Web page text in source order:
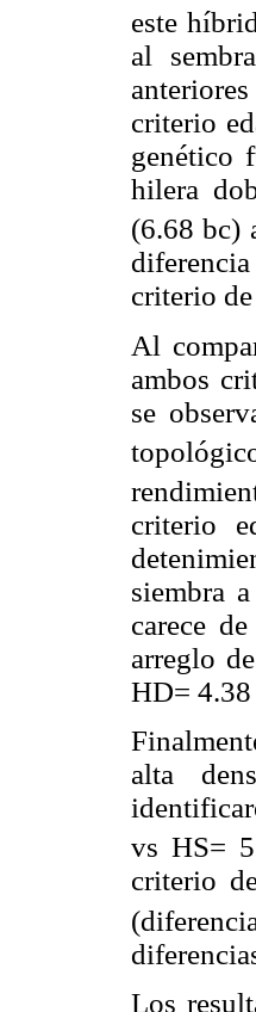
este
al
criterio
genético
hilera
(6.68 bc)
criterio
Al
ambos
se
criterio
siembra
carece
arreglo
HD=
alta
vs HS=
criterio
Los